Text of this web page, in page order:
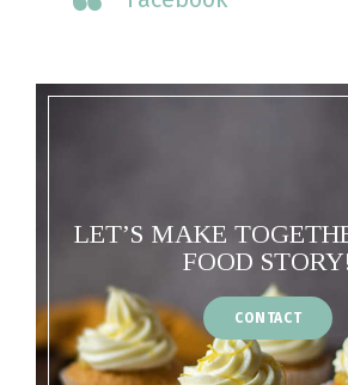
LET’S MAKE
FOOD
CONTACT